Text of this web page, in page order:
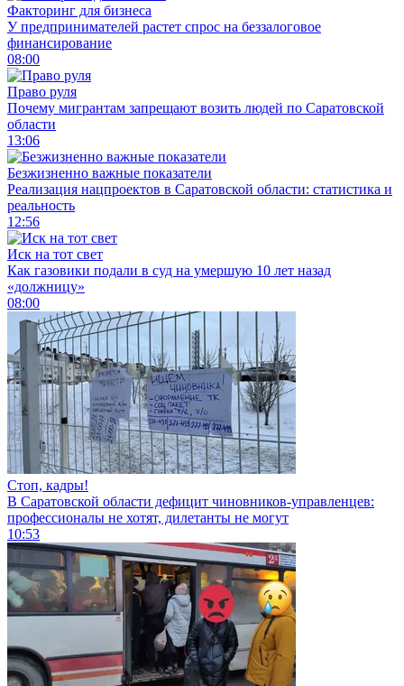
Факторинг для бизнеса
У предпринимателей растет спрос на беззалоговое
финансирование
08:00
Право руля
Почему мигрантам запрещают возить людей по Саратовской
области
13:06
Безжизненно важные показатели
Реализация нацпроектов в Саратовской области: статистика и
реальность
12:56
Иск на тот свет
Как газовики подали в суд на умершую 10 лет назад
«должницу»
08:00
Стоп, кадры!
В Саратовской области дефицит чиновников-управленцев:
профессионалы не хотят, дилетанты не могут
10:53